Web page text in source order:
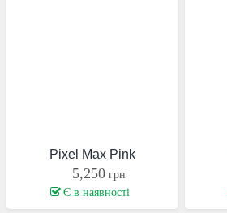
Pixel Max Pink
5,250 грн
Є в наявності